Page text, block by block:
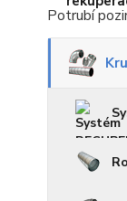
Potrubí